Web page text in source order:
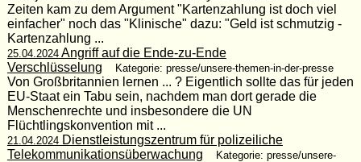
Zeiten kam zu dem Argument "Kartenzahlung ist doch viel
einfacher" noch das "Klinische" dazu: "Geld ist schmutzig -
Kartenzahlung ...
25.04.2024Angriff auf die Ende-zu-Ende
Verschlüsselung
Kategorie: presse/unsere-themen-in-der-presse
Von Großbritannien lernen ... ? Eigentlich sollte das für jeden
EU-Staat ein Tabu sein, nachdem man dort gerade die
Menschenrechte und insbesondere die UN
Flüchtlingskonvention mit ...
21.04.2024Dienstleistungszentrum für polizeiliche
Telekommunikationsüberwachung
Kategorie: presse/unsere-